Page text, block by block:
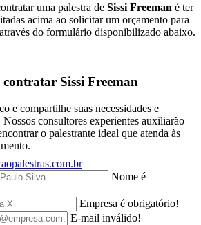
uma palestra de Sissi Freeman é ter
acima ao solicitar um orçamento para
do formulário disponibilizado abaixo.
contratar Sissi Freeman
e compartilhe suas necessidades e
consultores experientes auxiliarão
o palestrante ideal que atenda às
Nome é
Empresa é obrigatório!
E-mail inválido!